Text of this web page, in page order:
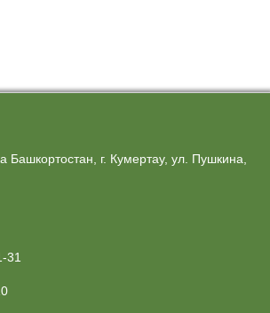
Башкортостан, г. Кумертау, ул. Пушкина,
31